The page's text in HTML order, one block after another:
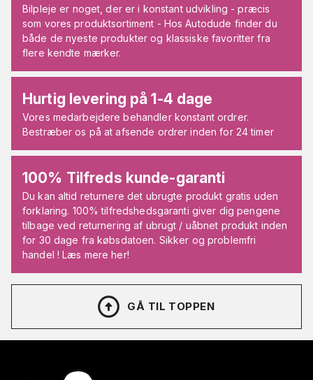
Bilpleje er noget, der er i konstant udvikling - præcis
som vores produktsortiment - Hos Autodude finder du
både de nyeste produkter og klassiske favoritter fra
flere kendte mærker.
Hurtig levering på 1-4 dage
Vores medarbejdere behandler konstant ordrer.
Bestræber os på at afsende ordrer inden for 24 timer
100% Tilfreds kunde-garanti
Du kan altid returnere det ubrugte produkt gratis uden
forklaring. 100% tilfredshedsgaranti giver dig pengene
tilbage ved returnering af ubrugt / uåbnet produkt inden
for 30 dage fra købsdatoen. Sikker og problemfri
handel ! Læs mere her!
GÅ TIL TOPPEN